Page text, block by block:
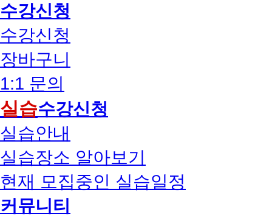
수강신청
수강신청
장바구니
1:1 문의
실습수강신청
실습안내
실습장소 알아보기
현재 모집중인 실습일정
커뮤니티